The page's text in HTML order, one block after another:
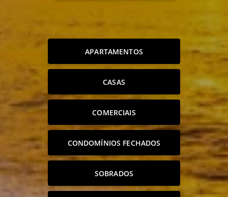
APARTAMENTOS
CASAS
COMERCIAIS
CONDOMÍNIOS FECHADOS
SOBRADOS